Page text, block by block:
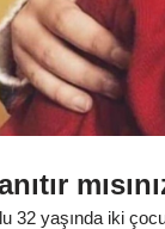
32 yaşında iki